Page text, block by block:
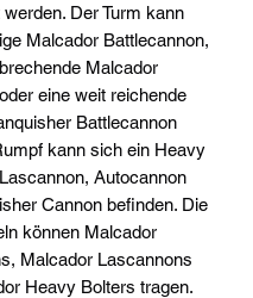
Der Turm kann
Malcador Battlecannon,
Malcador
eine weit reichende
Battlecannon
kann sich ein Heavy
Autocannon
Cannon befinden. Die
können Malcador
Malcador Lascannons
Heavy Bolters tragen.